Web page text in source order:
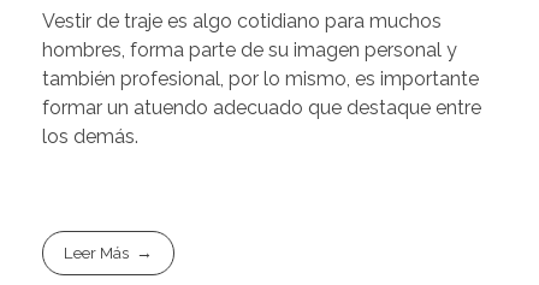
Vestir de traje es algo cotidiano para muchos
hombres, forma parte de su imagen personal y
también profesional, por lo mismo, es importante
formar un atuendo adecuado que destaque entre
los demás.
Leer Más